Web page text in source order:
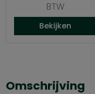
Omschrijving
BTW
Bekijken